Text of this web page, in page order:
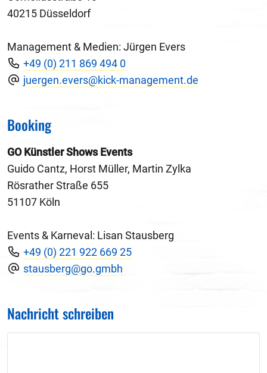
40215 Düsseldorf
Management & Medien: Jürgen Evers
+49 (0) 211 869 494 0
juergen.evers@kick-management.de
Booking
GO Künstler Shows Events
Guido Cantz, Horst Müller, Martin Zylka
Rösrather Straße 655
51107 Köln
Events & Karneval: Lisan Stausberg
+49 (0) 221 922 669 25
stausberg@go.gmbh
Nachricht schreiben